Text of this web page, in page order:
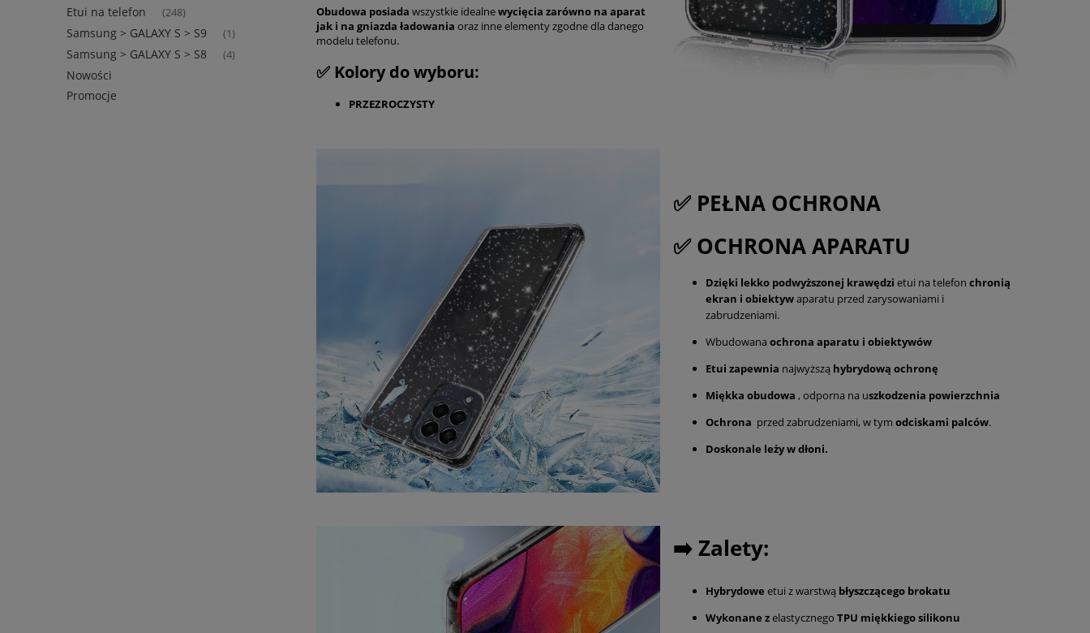
Etui na telefon (248)
Samsung > GALAXY S > S9 (1)
Samsung > GALAXY S > S8 (4)
Nowości
Promocje
Obudowa posiada wszystkie idealnewycięcia zarówno na aparat
jak i na gniazda ładowania oraz inne elementy zgodne dla danego
modelu telefonu.
✅ Kolory do wyboru:
PRZEZROCZYSTY
✅ PEŁNA OCHRONA
✅ OCHRONA APARATU
Dzięki lekko podwyższonej krawędzi etui na telefon chronią
ekran i obiektywaparatu przed zarysowaniami i
zabrudzeniami.
Wbudowana ochrona aparatu i obiektywów
Etui zapewnia najwyższą hybrydową ochronę
Miękka obudowa , odporna na uszkodzenia powierzchnia
Ochrona przed zabrudzeniami, w tym odciskami palców.
Doskonale leży w dłoni.
➡️ Zalety:
Hybrydowe etui z warstwą błyszczącego brokatu
Wykonane zelastycznego TPU miękkiego silikonu